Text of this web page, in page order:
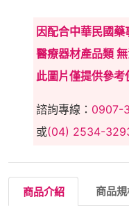
因配合中華民國藥
醫療器材產品類
此圖片僅提供參考
諮詢專線： 0907-
或(04) 2534-
商品介紹 商品